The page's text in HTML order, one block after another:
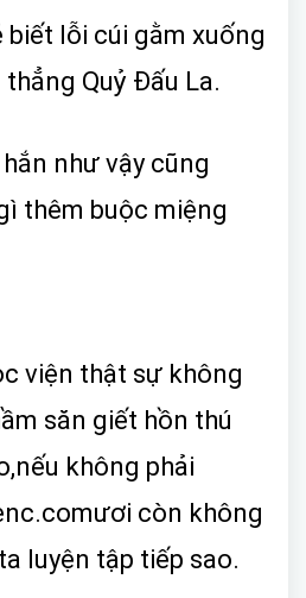
lỗi cúi gằm xuống
Quỷ Đấu La.
như vậy cũng
thêm buộc miệng
viện thật sự không
săn giết hồn thú
không phải
còn không
luyện tập tiếp sao.